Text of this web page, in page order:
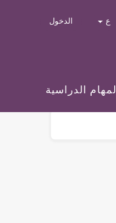
ع الدخول
المهام الدراسية